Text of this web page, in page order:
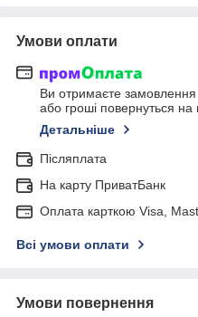
Умови оплати
Ви отримаєте замовлення
або гроші повернуться на
Детальніше
Післяплата
На карту ПриватБанк
Оплата карткою Visa,
Всі умови оплати
Умови повернення